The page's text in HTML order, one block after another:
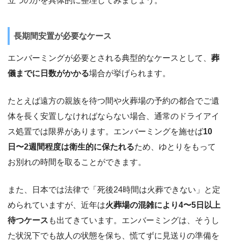
長期間安置が必要なケース
エンバーミングが必要とされる典型的なケースとして、 葬
儀までに日数がかかる場合が挙げられます。
たとえば遠方の親族を待つ間や火葬場の予約の都合でご遺
体を長く安置しなければならない場合、通常のドライアイ
ス処置では限界があります。エンバーミングを施せば10
日〜2週間程度は衛生的に保たれるため、ゆとりをもって
お別れの時間を取ることができます。
また、日本では法律で「死後24時間は火葬できない」と定
められていますが、近年は火葬場の混雑により4〜5日以上
待つケース も出てきています。エンバーミングは、そうし
た状況下でも故人の状態を保ち、慌てずに見送りの準備を